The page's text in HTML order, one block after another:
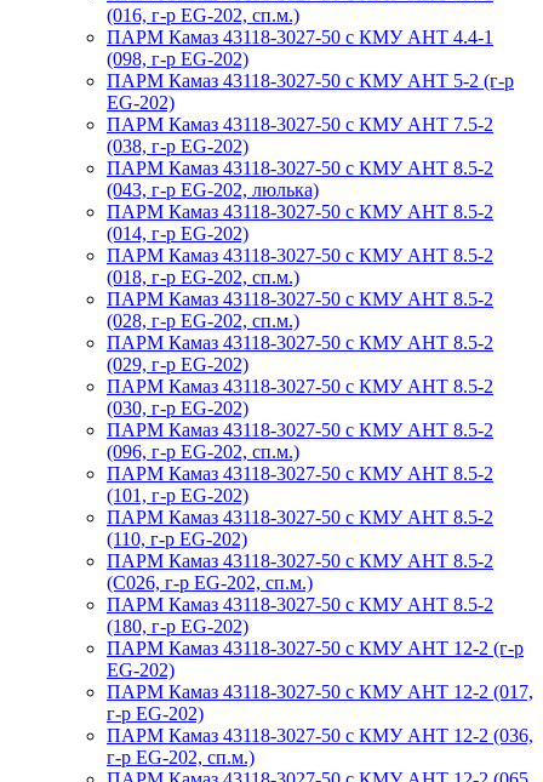
(016, г-р EG-202, сп.м.)
ПАРМ Камаз 43118-3027-50 с КМУ АНТ 4.4-1
(098, г-р EG-202)
ПАРМ Камаз 43118-3027-50 с КМУ АНТ 5-2 (г-р
EG-202)
ПАРМ Камаз 43118-3027-50 с КМУ АНТ 7.5-2
(038, г-р EG-202)
ПАРМ Камаз 43118-3027-50 с КМУ АНТ 8.5-2
(043, г-р EG-202, люлька)
ПАРМ Камаз 43118-3027-50 с КМУ АНТ 8.5-2
(014, г-р EG-202)
ПАРМ Камаз 43118-3027-50 с КМУ АНТ 8.5-2
(018, г-р EG-202, сп.м.)
ПАРМ Камаз 43118-3027-50 с КМУ АНТ 8.5-2
(028, г-р EG-202, сп.м.)
ПАРМ Камаз 43118-3027-50 с КМУ АНТ 8.5-2
(029, г-р EG-202)
ПАРМ Камаз 43118-3027-50 с КМУ АНТ 8.5-2
(030, г-р EG-202)
ПАРМ Камаз 43118-3027-50 с КМУ АНТ 8.5-2
(096, г-р EG-202, сп.м.)
ПАРМ Камаз 43118-3027-50 с КМУ АНТ 8.5-2
(101, г-р EG-202)
ПАРМ Камаз 43118-3027-50 с КМУ АНТ 8.5-2
(110, г-р EG-202)
ПАРМ Камаз 43118-3027-50 с КМУ АНТ 8.5-2
(С026, г-р EG-202, сп.м.)
ПАРМ Камаз 43118-3027-50 с КМУ АНТ 8.5-2
(180, г-р EG-202)
ПАРМ Камаз 43118-3027-50 с КМУ АНТ 12-2 (г-р
EG-202)
ПАРМ Камаз 43118-3027-50 с КМУ АНТ 12-2 (017,
г-р EG-202)
ПАРМ Камаз 43118-3027-50 с КМУ АНТ 12-2 (036,
г-р EG-202, сп.м.)